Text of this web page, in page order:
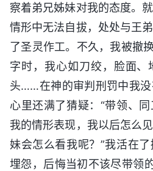
察着弟兄姊妹对我的态度。
情形中无法自拔，处处与王
了圣灵作工。不久，我被撤
字时，我心如刀绞，脸面
头……在神的审判刑罚中我
心里还满了猜疑：“带领、
我的情形表现，我以后怎么
妹会怎么看我呢？”我活在
埋怨，后悔当初不该尽带领